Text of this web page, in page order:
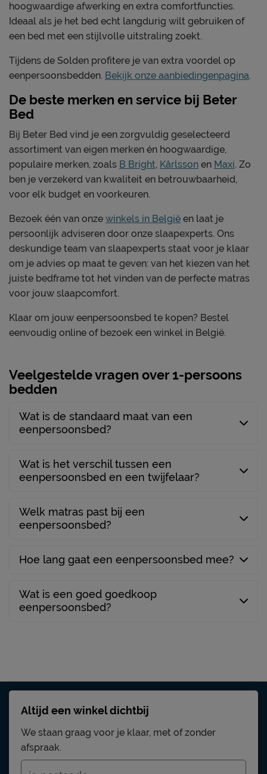
hoogwaardige afwerking en extra comfortfuncties.
Ideaal als je het bed echt langdurig wilt gebruiken of
een bed met een stijlvolle uitstraling zoekt.
Tijdens de Solden profitere je van extra voordel op
eenpersoonsbedden. Bekijk onze aanbiedingenpagina.
De beste merken en service bij Beter
Bed
Bij Beter Bed vind je een zorgvuldig geselecteerd
assortiment van eigen merken én hoogwaardige,
populaire merken, zoals B Bright, Kårlsson en Maxi. Zo
ben je verzekerd van kwaliteit en betrouwbaarheid,
voor elk budget en voorkeuren.
Bezoek één van onze winkels in België en laat je
persoonlijk adviseren door onze slaapexperts. Ons
deskundige team van slaapexperts staat voor je klaar
om je advies op maat te geven: van het kiezen van het
juiste bedframe tot het vinden van de perfecte matras
voor jouw slaapcomfort.
Klaar om jouw eenpersoonsbed te kopen? Bestel
eenvoudig online of bezoek een winkel in België.
Veelgestelde vragen over 1-persoons
bedden
Wat is de standaard maat van een
eenpersoonsbed?
Wat is het verschil tussen een
eenpersoonsbed en een twijfelaar?
Welk matras past bij een
eenpersoonsbed?
Hoe lang gaat een eenpersoonsbed mee?
Wat is een goed goedkoop
eenpersoonsbed?
Altijd een winkel dichtbij
We staan graag voor je klaar, met of zonder
afspraak.